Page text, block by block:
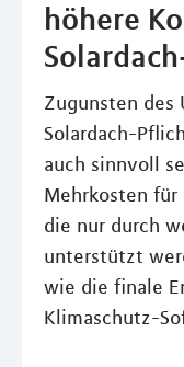
höhere
Zugunsten des
Solardach-
auch sinnvoll
Mehrkosten für
die nur durch
unterstützt
wie die finale
Klimaschutz-